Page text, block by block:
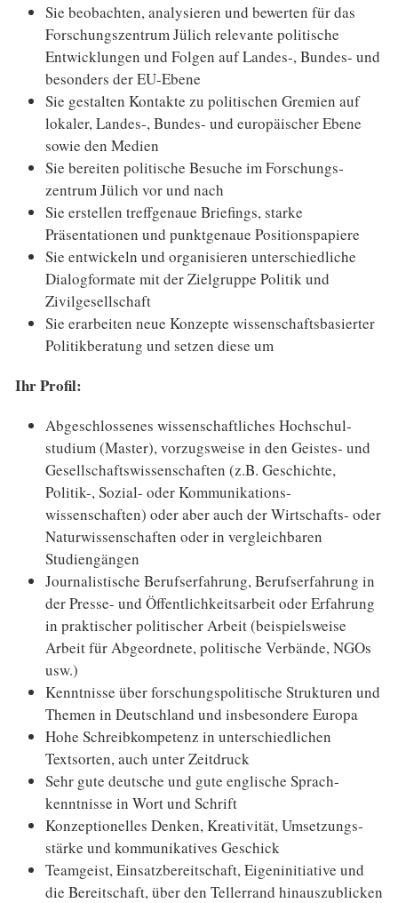
Sie beobachten, analysieren und bewerten für das
Forschungs­zentrum Jülich relevante politische
Entwicklungen und Folgen auf Landes-, Bundes- und
besonders der EU-Ebene
Sie gestalten Kontakte zu politischen Gremien auf
lokaler, Landes-, Bundes- und europäischer Ebene
sowie den Medien
Sie bereiten politische Besuche im Forschungs­
zentrum Jülich vor und nach
Sie erstellen treffgenaue Briefings, starke
Präsentationen und punkt­genaue Positionspapiere
Sie entwickeln und organisieren unter­schiedliche
Dialog­formate mit der Zielgruppe Politik und
Zivilgesellschaft
Sie erarbeiten neue Konzepte wissen­schafts­basierter
Politik­beratung und setzen diese um
Ihr Profil:
Abgeschlossenes wissenschaftliches Hochschul­
studium (Master), vorzugsweise in den Geistes- und
Gesellschafts­wissen­schaften (z.B. Geschichte,
Politik-, Sozial- oder Kommuni­kations­
wissenschaften) oder aber auch der Wirtschafts- oder
Natur­wissenschaften oder in vergleichbaren
Studiengängen
Journalistische Berufserfahrung, Berufs­erfahrung in
der Presse- und Öffentlichkeits­arbeit oder Erfahrung
in praktischer politischer Arbeit (beispielsweise
Arbeit für Abgeordnete, politische Verbände, NGOs
usw.)
Kenntnisse über forschungspolitische Strukturen und
Themen in Deutschland und insbesondere Europa
Hohe Schreibkompetenz in unter­schiedlichen
Textsorten, auch unter Zeitdruck
Sehr gute deutsche und gute englische Sprach­
kenntnisse in Wort und Schrift
Konzeptionelles Denken, Kreativität, Umsetzungs­
stärke und kommunikatives Geschick
Teamgeist, Einsatzbereitschaft, Eigen­initiative und
die Bereitschaft, über den Tellerrand hinauszu­blicken